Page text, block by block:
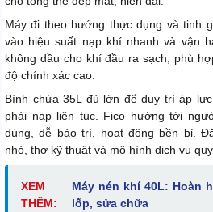
Máy đi theo hướng thực dụng và tinh
vào hiệu suất nạp khí nhanh và vận
không dầu cho khí đầu ra sạch, phù
độ chính xác cao.
Bình chứa 35L đủ lớn để duy trì áp
phải nạp liên tục. Fico hướng tới
dùng, dễ bảo trì, hoạt động bền bỉ.
nhỏ, thợ kỹ thuật và mô hình dịch vụ
XEM
THÊM:
Máy nén khí 40L: Hoàn
lốp, sửa chữa